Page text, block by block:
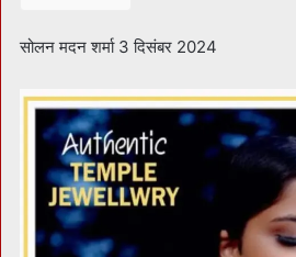
सोलन मदन शर्मा 3 दिसंबर 2024